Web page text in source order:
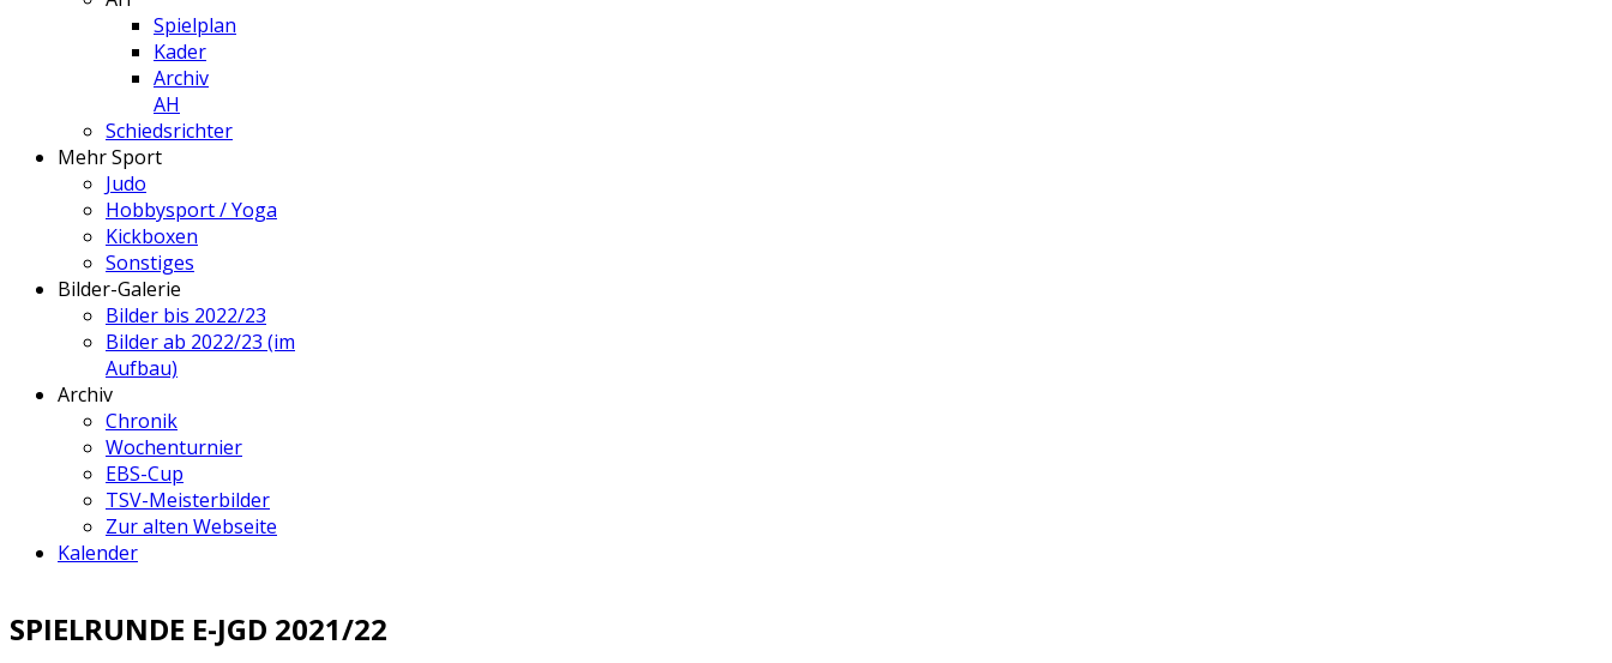
Spielplan
Kader
Archiv
AH
Schiedsrichter
Mehr Sport
Judo
Hobbysport / Yoga
Kickboxen
Sonstiges
Bilder-Galerie
Bilder bis 2022/23
Bilder ab 2022/23 (im
Aufbau)
Archiv
Chronik
Wochenturnier
EBS-Cup
TSV-Meisterbilder
Zur alten Webseite
Kalender
SPIELRUNDE E-JGD 2021/22